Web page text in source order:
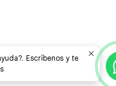
Escríbenos y te